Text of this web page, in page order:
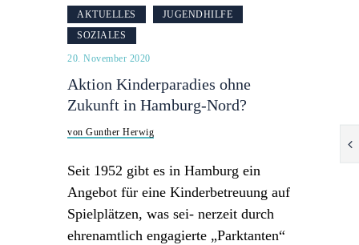
AKTUELLES
JUGENDHILFE
SOZIALES
20. November 2020
Aktion Kinderparadies ohne
Zukunft in Hamburg-Nord?
von Gunther Herwig
Seit 1952 gibt es in Hamburg ein
Angebot für eine Kinderbetreuung auf
Spielplätzen, was sei- nerzeit durch
ehrenamtlich engagierte „Parktanten“